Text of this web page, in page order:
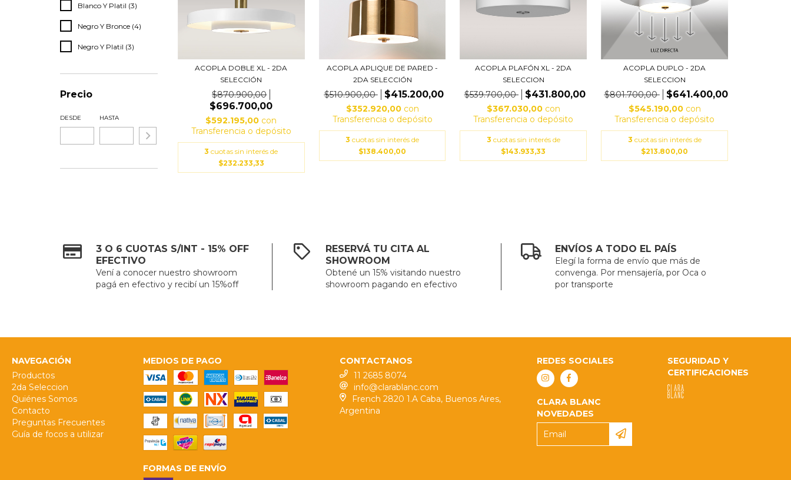
Blanco Y Platil (3)
Negro Y Bronce (4)
Negro Y Platil (3)
Precio
DESDE HASTA
ACOPLA DOBLE XL - 2DA
SELECCIÓN
$870.900,00
$696.700,00
$592.195,00 con
Transferencia o depósito
3 cuotas sin interés de
$232.233,33
ACOPLA APLIQUE DE PARED -
2DA SELECCIÓN
$510.900,00 $415.200,00
$352.920,00 con
Transferencia o depósito
3 cuotas sin interés de
$138.400,00
ACOPLA PLAFÓN XL - 2DA
SELECCION
$539.700,00 $431.800,00
$367.030,00 con
Transferencia o depósito
3 cuotas sin interés de
$143.933,33
ACOPLA DUPLO - 2DA
SELECCION
$801.700,00 $641.400,00
$545.190,00 con
Transferencia o depósito
3 cuotas sin interés de
$213.800,00
3 O 6 CUOTAS S/INT - 15% OFF
EFECTIVO
Vení a conocer nuestro showroom
pagá en efectivo y recibí un 15%off
RESERVÁ TU CITA AL
SHOWROOM
Obtené un 15% visitando nuestro
showroom pagando en efectivo
ENVÍOS A TODO EL PAÍS
Elegí la forma de envío que más de
convenga. Por mensajería, por Oca o
por transporte
NAVEGACIÓN
Productos
2da Seleccion
Quiénes Somos
Contacto
Preguntas Frecuentes
Guía de focos a utilizar
MEDIOS DE PAGO
FORMAS DE ENVÍO
CONTACTANOS
11 2685 8074
info@clarablanc.com
French 2820 1.A Caba, Buenos Aires,
Argentina
REDES SOCIALES
CLARA BLANC
NOVEDADES
SEGURIDAD Y
CERTIFICACIONES